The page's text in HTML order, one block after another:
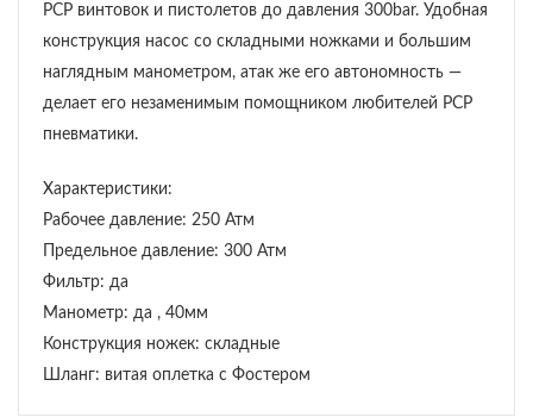
PCP винтовок и пистолетов до давления 300bar. Удобная
конструкция насос со складными ножками и большим
наглядным манометром, атак же его автономность —
делает его незаменимым помощником любителей PCP
пневматики.
Характеристики:
Рабочее давление: 250 Атм
Предельное давление: 300 Атм
Фильтр: да
Манометр: да , 40мм
Конструкция ножек: складные
Шланг: витая оплетка с Фостером